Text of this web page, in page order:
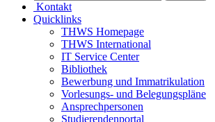
Kontakt
Quicklinks
THWS Homepage
THWS International
IT Service Center
Bibliothek
Bewerbung und Immatrikulation
Vorlesungs- und Belegungspläne
Ansprechpersonen
Studierendenportal